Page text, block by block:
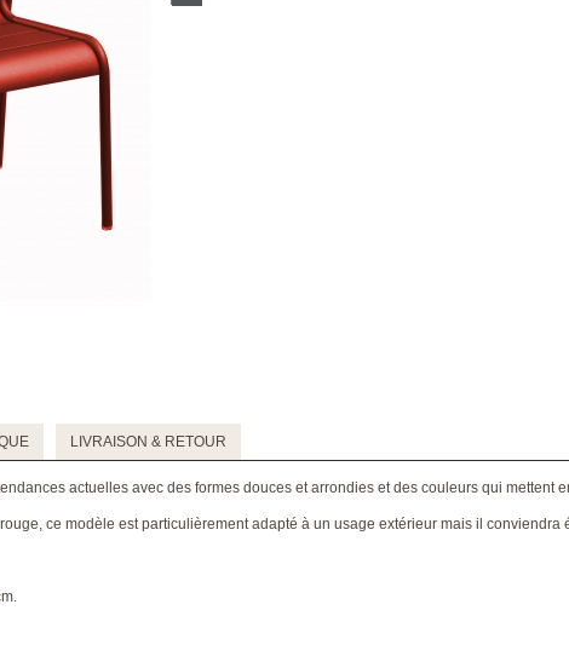
LIVRAISON & RETOUR
actuelles avec des formes douces et arrondies et des couleurs qui mettent
ce modèle est particulièrement adapté à un usage extérieur mais il conviendra